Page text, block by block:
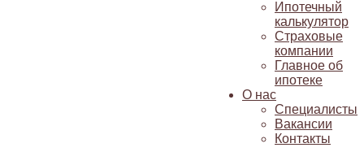
Ипотечный
калькулятор
Страховые
компании
Главное об
ипотеке
О нас
Специалисты
Вакансии
Контакты